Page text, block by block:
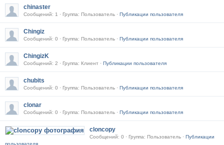
chinaster
Сообщений: 1 · Группа: Пользователь · Публикации пользователя
Chingiz
Сообщений: 0 · Группа: Пользователь · Публикации пользователя
ChingizK
Сообщений: 2 · Группа: Клиент · Публикации пользователя
chubits
Сообщений: 0 · Группа: Пользователь · Публикации пользователя
clonar
Сообщений: 0 · Группа: Пользователь · Публикации пользователя
cloncopy
Сообщений: 0 · Группа: Пользователь · Публикации
пользователя